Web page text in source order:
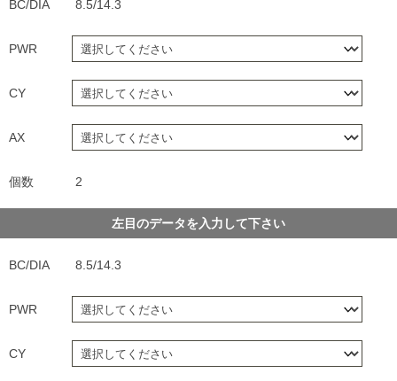
BC/DIA 8.5/14.3
PWR
CY
AX
個数 2
左目のデータを入力して下さい
BC/DIA 8.5/14.3
PWR
CY